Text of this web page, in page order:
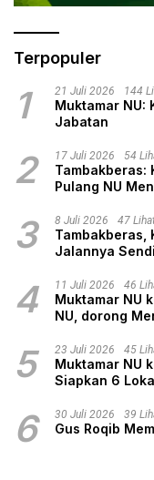
Terpopuler
1 21 Juli 2026 144
Muktamar NU:
Jabatan
2 17 Juli 2026 54
Tambakberas:
Pulang NU
3 8 Juli 2026 47
Tambakberas,
Jalannya
4 11 Juli 2026 46
Muktamar NU
NU, dorong
5 23 Juli 2026 45
Muktamar NU
Siapkan 6
6 30 Juli 2026 39
Gus Roqib